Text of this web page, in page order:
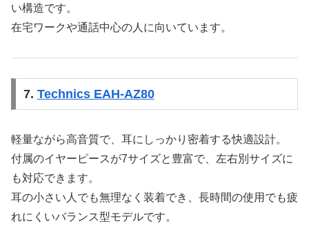
い構造です。
在宅ワークや通話中心の人に向いています。
7. Technics EAH-AZ80
軽量ながら高音質で、耳にしっかり密着する快適設計。
付属のイヤーピースが7サイズと豊富で、左右別サイズに
も対応できます。
耳の小さい人でも無理なく装着でき、長時間の使用でも疲
れにくいバランス型モデルです。